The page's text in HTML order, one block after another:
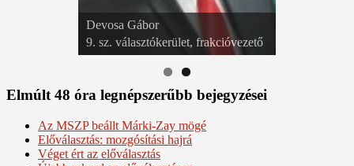
Devosa Gábor
9. sz. választókerület, frakcióvezető
Elmúlt 48 óra legnépszerűbb bejegyzései
Az MSZP beállt Márki-Zay mögé
Előválasztás: mozgósítási hajrá
Véget ért az előválasztás